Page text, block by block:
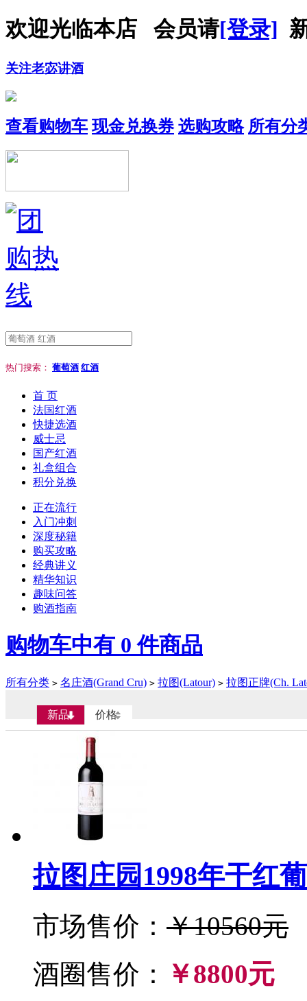
欢迎光临本店 会员请[登录]
关注老宓讲酒
查看购物车 现金兑换券 选购攻略 所有分
热门搜索： 葡萄酒 红酒
首 页
法国红酒
快捷选酒
威士忌
国产红酒
礼盒组合
积分兑换
正在流行
入门冲刺
深度秘籍
购买攻略
经典讲义
精华知识
趣味问答
购酒指南
购物车中有 0 件商品
所有分类 > 名庄酒(Grand Cru) > 拉图(Latour) > 拉图正牌(Ch.
新品 价格
拉图庄园1998年干红
市场售价： ￥10560元
酒圈售价：
￥8800元